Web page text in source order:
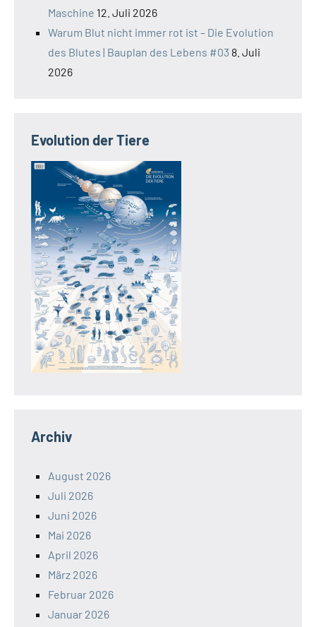
Maschine 12. Juli 2026
Warum Blut nicht immer rot ist – Die Evolution
des Blutes | Bauplan des Lebens #03 8. Juli
2026
Evolution der Tiere
Archiv
August 2026
Juli 2026
Juni 2026
Mai 2026
April 2026
März 2026
Februar 2026
Januar 2026